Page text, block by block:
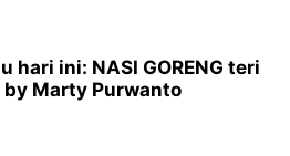
hari ini: NASI GORENG teri
by Marty Purwanto